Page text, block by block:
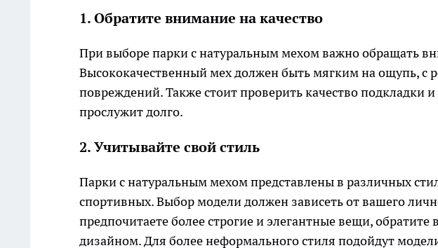
1. Обратите внимание на качество
При выборе парки с натуральным мехом важно обращать
Высококачественный мех должен быть мягким на ощупь, с
повреждений. Также стоит проверить качество подкладки
прослужит долго.
2. Учитывайте свой стиль
Парки с натуральным мехом представлены в различных
спортивных. Выбор модели должен зависеть от вашего
предпочитаете более строгие и элегантные вещи,
дизайном. Для более неформального стиля подойдут